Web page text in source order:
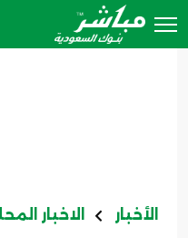
الأخبار الاخبار